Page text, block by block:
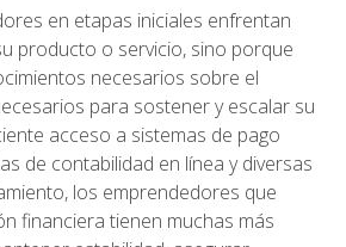
en etapas iniciales enfrentan
producto o servicio, sino porque
necesarios sobre el
para sostener y escalar su
acceso a sistemas de pago
de contabilidad en línea y diversas
los emprendedores que
financiera tienen muchas más